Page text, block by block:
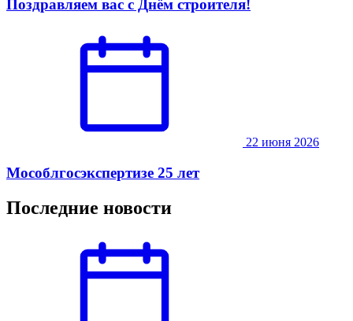
Поздравляем вас с Днём строителя!
22 июня 2026
Мособлгосэкспертизе 25 лет
Последние новости